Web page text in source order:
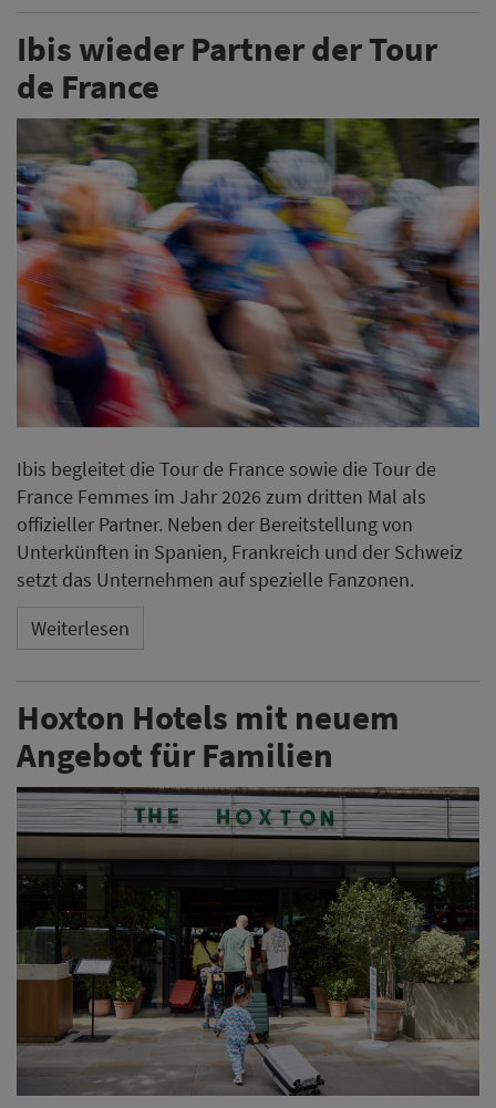
Ibis wieder Partner der Tour
de France
Ibis begleitet die Tour de France sowie die Tour de
France Femmes im Jahr 2026 zum dritten Mal als
offizieller Partner. Neben der Bereitstellung von
Unterkünften in Spanien, Frankreich und der Schweiz
setzt das Unternehmen auf spezielle Fanzonen.
Weiterlesen
Hoxton Hotels mit neuem
Angebot für Familien